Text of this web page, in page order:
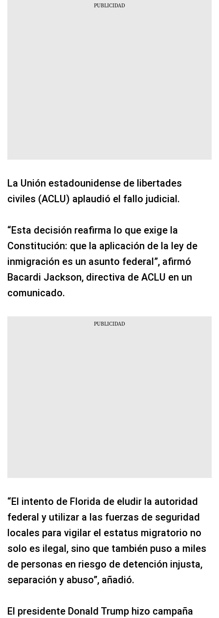
La Unión estadounidense de libertades
civiles (ACLU) aplaudió el fallo judicial.
“Esta decisión reafirma lo que exige la
Constitución: que la aplicación de la ley de
inmigración es un asunto federal”, afirmó
Bacardi Jackson, directiva de ACLU en un
comunicado.
“El intento de Florida de eludir la autoridad
federal y utilizar a las fuerzas de seguridad
locales para vigilar el estatus migratorio no
solo es ilegal, sino que también puso a miles
de personas en riesgo de detención injusta,
separación y abuso”, añadió.
El presidente Donald Trump hizo campaña